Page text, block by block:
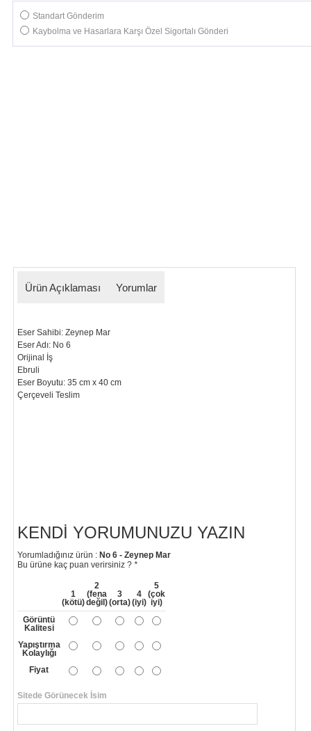
Standart Gönderim
Kaybolma ve Hasarlara Karşı Özel Sigortalı Gönderi
Ürün Açıklaması Yorumlar
Eser Sahibi: Zeynep Mar
Eser Adı: No 6
Orijinal İş
Ebruli
Eser Boyutu: 35 cm x 40 cm
Çerçeveli Teslim
KENDI YORUMUNUZU YAZIN
Yorumladığınız ürün : No 6 - Zeynep Mar
Bu ürüne kaç puan verirsiniz ? *
1
(kötü)
2
(fena
değil)
3
(orta)
4
(iyi)
5
(çok
iyi)
Görüntü
Kalitesi
Yapıştırma
Kolaylığı
Fiyat
Sitede Görünecek İsim